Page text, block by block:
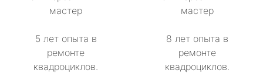
мастер
5 лет опыта в
ремонте
квадроциклов.
мастер
8 лет опыта в
ремонте
квадроциклов.